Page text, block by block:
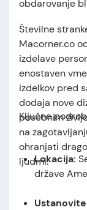
obdarovanje
Številne
Macorner.co
izdelave
enostaven
izdelkov pred
dodaja nove
posebnim
na
ohranjati
ljudmi.
Ključne
Lokacija:
države